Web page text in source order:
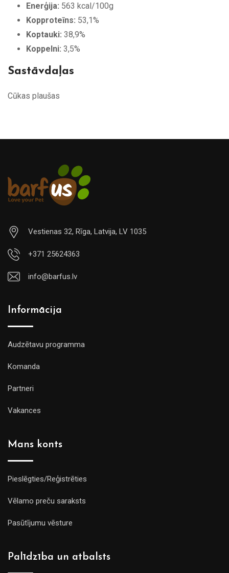
Enerģija: 563 kcal/100g
Kopproteīns: 53,1%
Koptauki: 38,9%
Koppelni: 3,5%
Sastāvdaļas
Cūkas plaušas
Vestienas 32, Rīga, Latvija, LV 1035
+371 25624363
info@barfus.lv
Informācija
Audzētavu programma
Komanda
Partneri
Vakances
Mans konts
Pieslēgties/Reģistrēties
Vēlamo preču saraksts
Pasūtījumu vēsture
Palīdzība un atbalsts